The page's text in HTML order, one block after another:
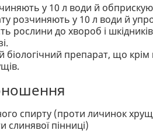
у 10 л води й
розчиняють у 10 л води й
рослини до хвороб і
препарат, що крім
спирту (проти личинок
слинявої пінниці)